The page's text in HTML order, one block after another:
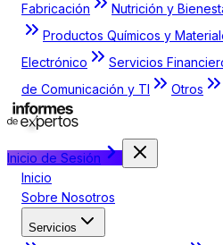
Fabricación
Nutrición y
Productos Químicos y
Electrónico
Servicios
de Comunicación y TI
Otros
Inicio de Sesión
Inicio
Sobre Nosotros
Servicios